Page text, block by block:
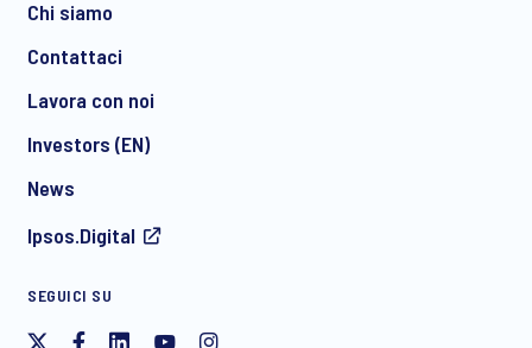
Chi siamo
Contattaci
Lavora con noi
Investors (EN)
News
Ipsos.Digital
SEGUICI SU